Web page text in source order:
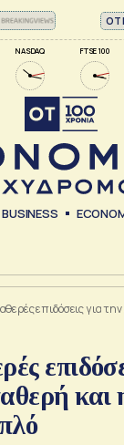
NASDAQ FTSE 100
ΟΤ
BUSINESS
επιδόσεις για
και